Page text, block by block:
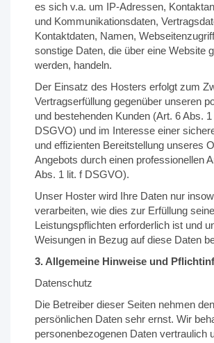
es sich v.a. um IP-Adressen,
und Kommunikationsdaten,
Kontaktdaten, Namen,
sonstige Daten, die über eine Website
werden, handeln.
Der Einsatz des Hosters erfolgt zum
Vertragserfüllung gegenüber unseren
und bestehenden Kunden (Art. 6 Abs. 1
DSGVO) und im Interesse einer
und effizienten Bereitstellung unseres
Angebots durch einen professionellen
Abs. 1 lit. f DSGVO).
Unser Hoster wird Ihre Daten nur
verarbeiten, wie dies zur Erfüllung
Leistungspflichten erforderlich ist und
Weisungen in Bezug auf diese Daten
3. Allgemeine Hinweise und
Datenschutz
Die Betreiber dieser Seiten nehmen
persönlichen Daten sehr ernst. Wir
personenbezogenen Daten vertraulich